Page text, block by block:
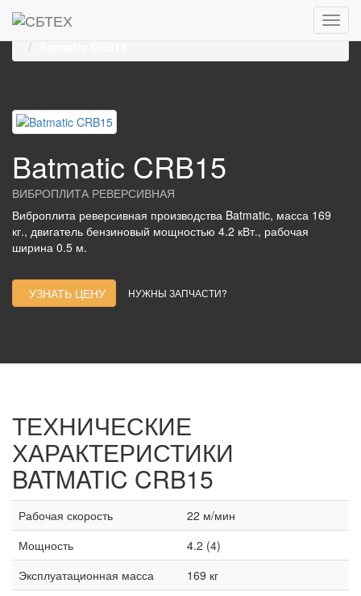
Главная
Реверсивные виброплиты
Batmatic CRB15
ВИБРОПЛИТА РЕВЕРСИВНАЯ
Виброплита реверсивная производства Batmatic, масса 169
кг., двигатель бензиновый мощностью 4.2 кВт., рабочая
ширина 0.5 м.
УЗНАТЬ ЦЕНУ НУЖНЫ ЗАПЧАСТИ?
ТЕХНИЧЕСКИЕ
ХАРАКТЕРИСТИКИ
BATMATIC CRB15
Рабочая скорость
22 м/мин
Мощность
4.2 (4)
Эксплуатационная масса
169 кг